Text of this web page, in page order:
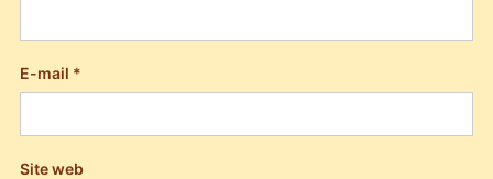
E-mail *
Site web